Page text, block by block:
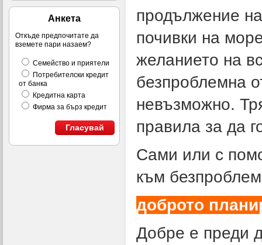
Анкета
Откъде предпочитате да
вземете пари назаем?
Семейство и приятели
Потребителски кредит
от банка
Кредитна карта
Фирма за бърз кредит
Гласувай
продължение
почивки на
желанието на
безпроблемна
невъзможно.
правила за да
Сами или с
към
доброто
Добре е преди